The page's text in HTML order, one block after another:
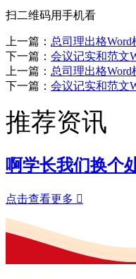
扫二维码用手机看
上一篇： 总司理出格Word
下一篇： 会议记实和范文
上一篇： 总司理出格Word
下一篇： 会议记实和范文
推荐资讯
啊学长我们换个
点击查看更多 